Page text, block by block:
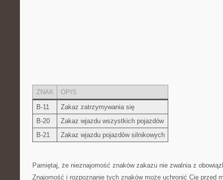
ZNAK
OPIS
B-11
Zakaz zatrzymywania się
B-20
Zakaz wjazdu wszystkich pojazdów
B-21
Zakaz wjazdu​ pojazdów silnikowych
Pamiętaj, że nieznajomość‍ znaków zakazu⁣ nie zwalnia z
Znajomość i rozpoznanie tych znaków może uchronić Cię ⁣przed